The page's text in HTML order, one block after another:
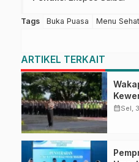
Tags Buka Puasa Menu Sehat
ARTIKEL TERKAIT
calendar_monthSel,